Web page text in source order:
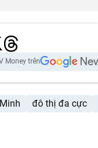
Money trên
đô thị đa cực